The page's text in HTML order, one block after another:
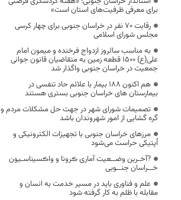
برای معرفی ظرفیت‌های استان است»
رقابت ۷۰ نفر در خراسان جنوبی برای چهار کرسی
مجلس شورای اسلامی
به مناسب سالروز ازدواج فرخنده و میمون امام
علی(ع) ۱۵۰۰ قطعه زمین به متقاضیان قانون جوانی
جمعیت در خراسان جنوبی واگذار شد
هم اکنون 188 بیمار با علائم حاد تنفسی در
بیمارستان های خراسان جنوبی بستری هستند
تصمیمات شورای شهر در جهت حل مشکلات مردم و
گره‌ گشایی از امور شهروندان باشد
مرزهای خراسان جنوبی با تجهیزات الکترونیکی و
اُپتیکی حراست می‌شود
?آخـرین وضــعیت آماری ڪرونا و واڪسیناسـیون
خــراسان جنــوبی
علم و فناوری باید در مسیر خدمت به انسان و
مقابله با ظلم به کار گرفته شود